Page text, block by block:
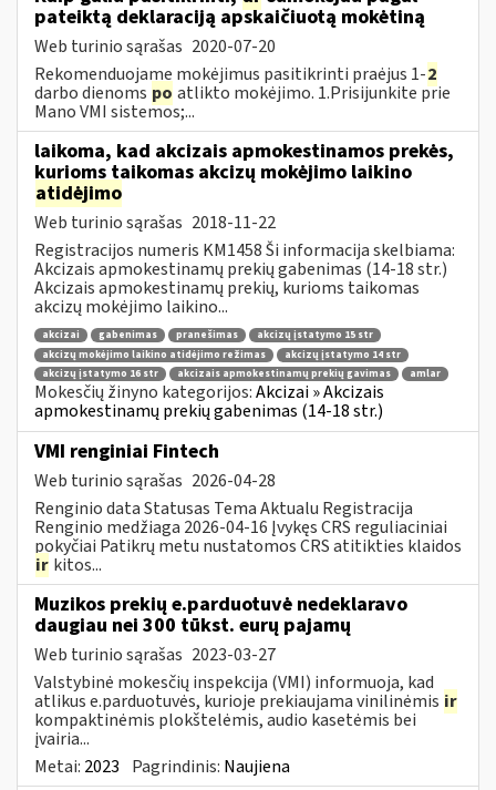
pateiktą deklaraciją apskaičiuotą mokėtiną
Web turinio sąrašas 2020-07-20
Rekomenduojame mokėjimus pasitikrinti praėjus 1-2
darbo dienoms po atlikto mokėjimo. 1.Prisijunkite prie
Mano VMI sistemos;...
laikoma, kad akcizais apmokestinamos prekės,
kurioms taikomas akcizų mokėjimo laikino
atidėjimo
Web turinio sąrašas 2018-11-22
Registracijos numeris KM1458 Ši informacija skelbiama:
Akcizais apmokestinamų prekių gabenimas (14-18 str.)
Akcizais apmokestinamų prekių, kurioms taikomas
akcizų mokėjimo laikino...
akcizai gabenimas pranešimas
akcizų įstatymo 15 str
akcizų mokėjimo laikino atidėjimo režimas
akcizų įstatymo 14 str
akcizų įstatymo 16 str
akcizais apmokestinamų prekių gavimas amlar
Mokesčių žinyno kategorijos:Akcizai » Akcizais
apmokestinamų prekių gabenimas (14-18 str.)
VMI renginiai Fintech
Web turinio sąrašas 2026-04-28
Renginio data Statusas Tema Aktualu Registracija
Renginio medžiaga 2026-04-16 Įvykęs CRS reguliaciniai
pokyčiai Patikrų metu nustatomos CRS atitikties klaidos
ir kitos...
Muzikos prekių e.parduotuvė nedeklaravo
daugiau nei 300 tūkst. eurų pajamų
Web turinio sąrašas 2023-03-27
Valstybinė mokesčių inspekcija (VMI) informuoja, kad
atlikus e.parduotuvės, kurioje prekiaujama vinilinėmis ir
kompaktinėmis plokštelėmis, audio kasetėmis bei
įvairia...
Metai: 2023 Pagrindinis: Naujiena